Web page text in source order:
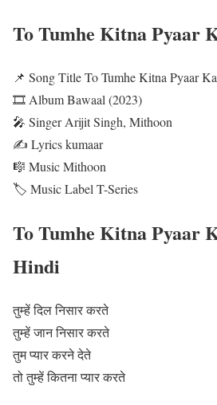
To Tumhe Kitna Pyaar
📌 Song Title To Tumhe Kitna Pyaar
🎞️ Album Bawaal (2023)
🎤 Singer Arijit Singh, Mithoon
✍️ Lyrics kumaar
🎼 Music Mithoon
🏷️ Music Label T-Series
To Tumhe Kitna Pyaar
Hindi
तुम्हें दिल निसार करते
तुम्हें जान निसार करते
तुम प्यार करने देते
तो तुम्हें कितना प्यार करते